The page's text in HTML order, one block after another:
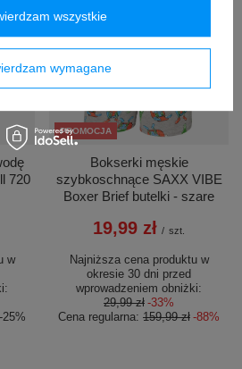
720
w
-25%
PROMOCJA
Bokserki męskie
szybkoschnące SAXX VIBE
Boxer Brief butelki - szare
19,99 zł / szt.
Najniższa cena produktu w
okresie 30 dni przed
wprowadzeniem obniżki:
29,99 zł -33%
Cena regularna: 159,99 zł -88%
wymagane
wszystkie